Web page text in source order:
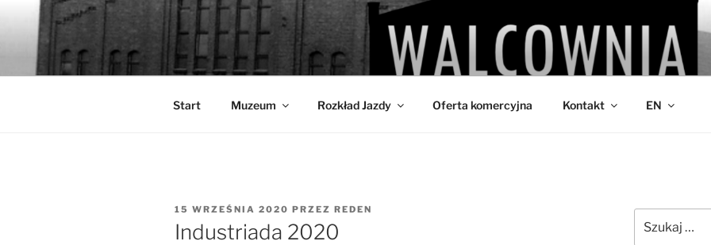
Przejdź
WALCOWNIA
Muzeum Hutnictwa Cynku
Start Muzeum Rozkład Jazdy Oferta komercyjna Kontakt EN
OPUBLIKOWANE
W
15 WRZEŚNIA 2020 PRZEZ REDEN
Industriada 2020